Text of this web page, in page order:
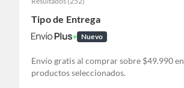
Tipo de Entrega
Nuevo
Envío gratis al comprar sobre $49.990 en
productos seleccionados.